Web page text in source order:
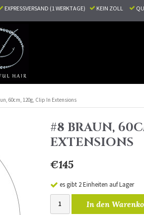
EXPRESSVERSAND (1 WERKTAGE) KEIN ZOLL
60cm, 120g, Clip In Extensions
#8 BRAUN,
EXTENSIONS
€145
es gibt 2 Einheiten auf Lager
In den